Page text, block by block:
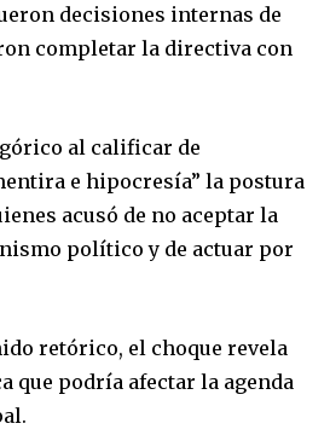
decisiones internas de
completar la directiva con
al calificar de
e hipocresía” la postura
acusó de no aceptar la
político y de actuar por
retórico, el choque revela
que podría afectar la agenda